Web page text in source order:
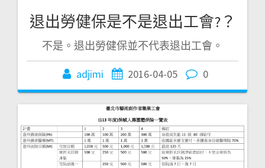
退出勞健保是不是退出工會?？
不是。退出勞健保並不代表退出工會。
adjimi 2016-04-05 0